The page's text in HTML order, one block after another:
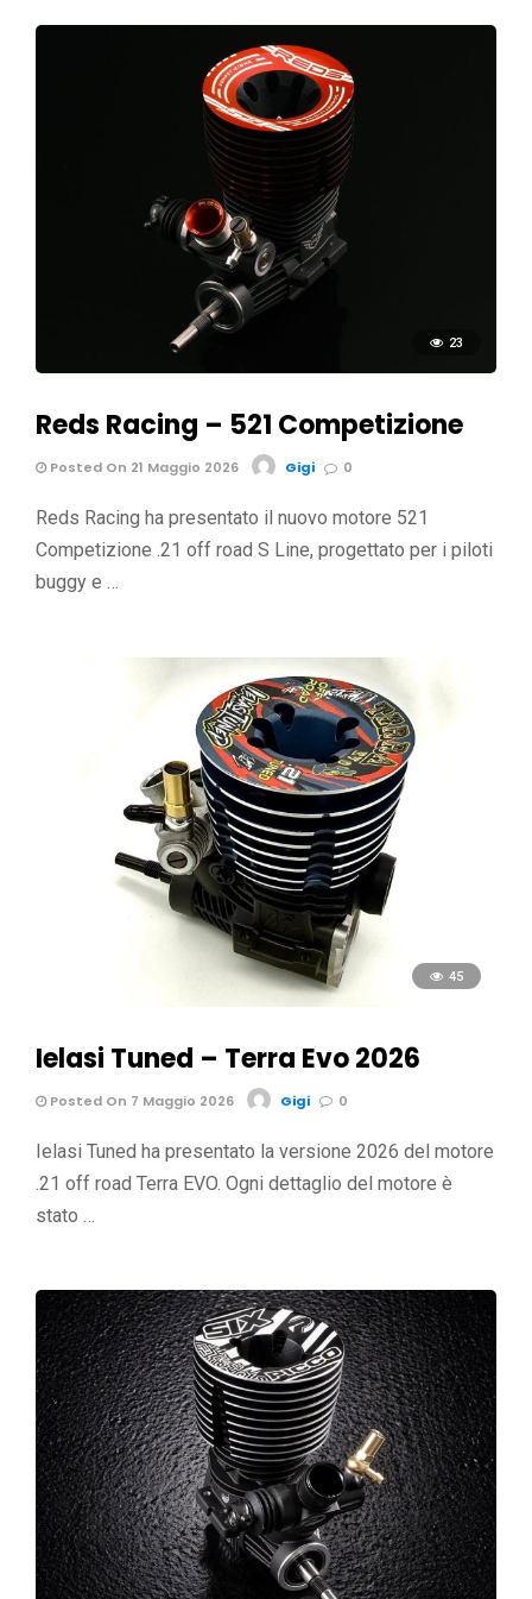
23
Reds Racing – 521 Competizione
Posted On 21 Maggio 2026 Gigi 0
Reds Racing ha presentato il nuovo motore 521
Competizione .21 off road S Line, progettato per i piloti
buggy e …
45
Ielasi Tuned – Terra Evo 2026
Posted On 7 Maggio 2026 Gigi 0
Ielasi Tuned ha presentato la versione 2026 del motore
.21 off road Terra EVO. Ogni dettaglio del motore è
stato …